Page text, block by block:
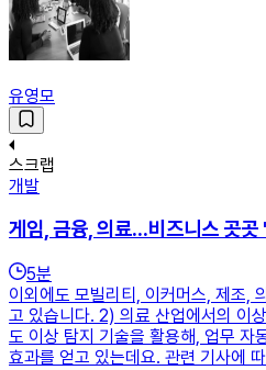
유영모
스크랩
개발
게임, 금융, 의료...비즈니스 곳곳
5분
이외에도 모빌리티, 이커머스, 제조,
고 있습니다. 2) 의료 산업에서의 이
도 이상 탐지 기술을 활용해, 업무 자
효과를 얻고 있는데요. 관련 기사에